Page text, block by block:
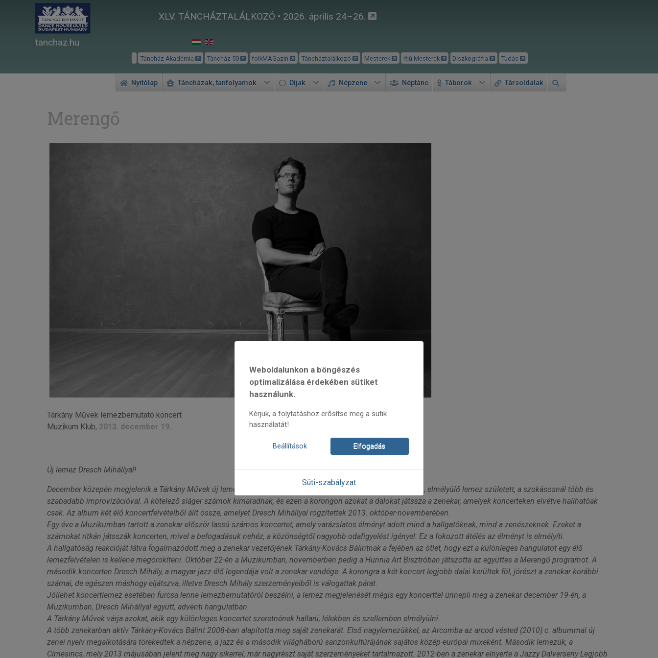
XLV. TÁNCHÁZTALÁLKOZÓ • 2026. április 24–26.
tanchaz.hu
Táncház Akadémia Táncház 50 folkMAGazin Táncháztalálkozó Mesterek Ifjú Mesterek Diszkográfia Tudás
Nyitólap Táncházak, tanfolyamok Díjak Népzene Néptánc Táborok Társoldalak
Merengő
Tárkány Művek lemezbemutató koncert
Muzikum Klub, 2013. december 19.
Új lemez Dresch Mihállyal!
December közepén megjelenik a Tárkány Művek új lemeze. Az ünnepekre készülve egy töprengő, elgondolkodó, elmélyülő lemez született, a szokásosnál több és
szabadabb improvizációval. A kötelező sláger számok kimaradnak, és ezen a korongon azokat a dalokat játssza a zenekar, amelyek koncerteken elvétve hallhatóak
csak. Az album két élő koncertfelvételből állt össze, amelyet Dresch Mihállyal rögzítettek 2013. október-novemberében.
Egy éve a Muzikumban tartott a zenekar először lassú számos koncertet, amely varázslatos élményt adott mind a hallgatóknak, mind a zenészeknek. Ezeket a
számokat ritkán játsszák koncerten, mivel a befogadásuk nehéz, a közönségtől nagyobb odafigyelést igényel. Ez a fokozott átélés az élményt is elmélyíti.
A hallgatóság reakcióját látva fogalmazódott meg a zenekar vezetőjének Tárkány-Kovács Bálintnak a fejében az ötlet, hogy ezt a különleges hangulatot egy élő
lemezfelvételen is kellene megörökíteni. Október 22-én a Muzikumban, novemberben pedig a Hunnia Art Bisztróban játszotta az együttes a Merengő programot. A
második koncerten Dresch Mihály, a magyar jazz élő legendája volt a zenekar vendége. A korongra a két koncert legjobb dalai kerültek föl, jórészt a zenekar korábbi
számai, de egészen máshogy eljátszva, illetve Dresch Mihály szerzeményeiből is válogattak párat.
Jóllehet koncertlemez esetében furcsa lenne lemezbemutatóról beszélni, a lemez megjelenését mégis egy koncerttel ünnepli meg a zenekar december 19-én, a
Muzikumban, Dresch Mihállyal együtt, adventi hangulatban.
A Tárkány Művek várja azokat, akik egy különleges koncertet szeretnének hallani, lélekben és szellemben elmélyülni.
A több zenekarban aktív Tárkány-Kovács Bálint 2008-ban alapította meg saját zenekarát. Első nagylemezükkel, az Arcomba az arcod vésted (2010) c. albummal új
zenei nyelv megalkotására törekedtek a népzene, a jazz és a második világháború sanzonkultúrájának sajátos közép-európai mixeként. Második lemezük, a
Címesincs, mely 2013 májusában jelent meg nagy sikerrel, már nagyrészt saját szerzeményeket tartalmazott. 2012-ben a zenekar elnyerte a Jazzy Dalverseny Legjobb
Weboldalunkon a böngészés
optimalizálása érdekében sütiket
használunk.
Kérjük, a folytatáshoz erősítse meg a sütik
használatát!
Beállítások Elfogadás
Süti-szabályzat